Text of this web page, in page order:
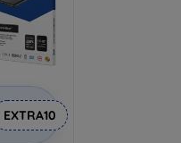
EXTRA10